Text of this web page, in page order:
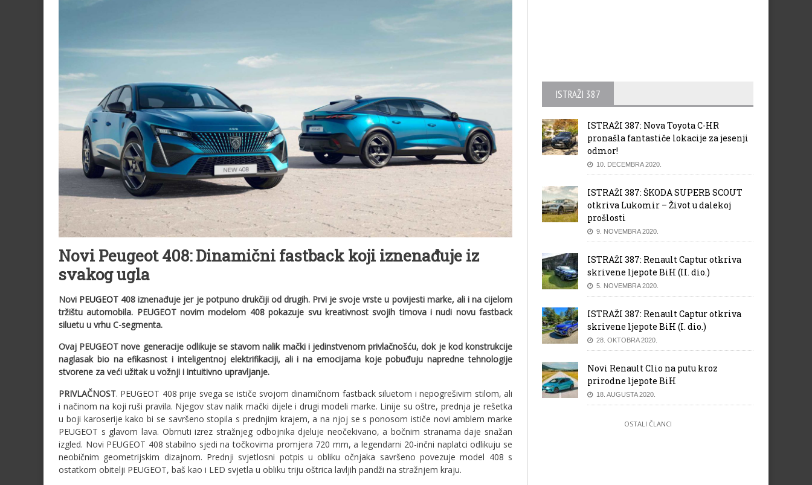
Novi Peugeot 408: Dinamični fastback koji iznenađuje iz
svakog ugla
Novi PEUGEOT 408 iznenađuje jer je potpuno drukčiji od drugih. Prvi je svoje vrste u povijesti marke, ali i na cijelom
tržištu automobila. PEUGEOT novim modelom 408 pokazuje svu kreativnost svojih timova i nudi novu fastback
siluetu u vrhu C-segmenta.
Ovaj PEUGEOT nove generacije odlikuje se stavom nalik mački i jedinstvenom privlačnošću, dok je kod konstrukcije
naglasak bio na efikasnost i inteligentnoj elektrifikaciji, ali i na emocijama koje pobuđuju napredne tehnologije
stvorene za veći užitak u vožnji i intuitivno upravljanje.
PRIVLAČNOST. PEUGEOT 408 prije svega se ističe svojom dinamičnom fastback siluetom i nepogrešivim stilom, ali
i načinom na koji ruši pravila. Njegov stav nalik mački dijele i drugi modeli marke. Linije su oštre, prednja je rešetka
u boji karoserije kako bi se savršeno stopila s prednjim krajem, a na njoj se s ponosom ističe novi amblem marke
PEUGEOT s glavom lava. Obrnuti izrez stražnjeg odbojnika djeluje neočekivano, a bočnim stranama daje snažan
izgled. Novi PEUGEOT 408 stabilno sjedi na točkovima promjera 720 mm, a legendarni 20-inčni naplatci odlikuju se
neobičnim geometrijskim dizajnom. Prednji svjetlosni potpis u obliku očnjaka savršeno povezuje model 408 s
ostatkom obitelji PEUGEOT, baš kao i LED svjetla u obliku triju oštrica lavljih pandži na stražnjem kraju.
ISTRAŽI 387
ISTRAŽI 387: Nova Toyota C-HR
pronašla fantastiče lokacije za jesenji
odmor!
10. DECEMBRA 2020.
ISTRAŽI 387: ŠKODA SUPERB SCOUT
otkriva Lukomir – Život u dalekoj
prošlosti
9. NOVEMBRA 2020.
ISTRAŽI 387: Renault Captur otkriva
skrivene ljepote BiH (II. dio.)
5. NOVEMBRA 2020.
ISTRAŽI 387: Renault Captur otkriva
skrivene ljepote BiH (I. dio.)
28. OKTOBRA 2020.
Novi Renault Clio na putu kroz
prirodne ljepote BiH
18. AUGUSTA 2020.
OSTALI ČLANCI